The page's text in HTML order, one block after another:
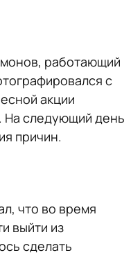
работающий
с
акции
На следующий день
причин.
что во время
выйти из
сделать